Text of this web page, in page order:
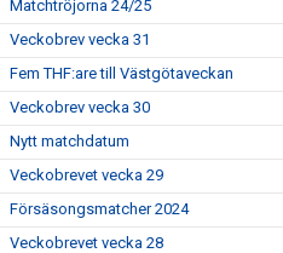
Matchtröjorna 24/25
Veckobrev vecka 31
Fem THF:are till Västgötaveckan
Veckobrev vecka 30
Nytt matchdatum
Veckobrevet vecka 29
Försäsongsmatcher 2024
Veckobrevet vecka 28